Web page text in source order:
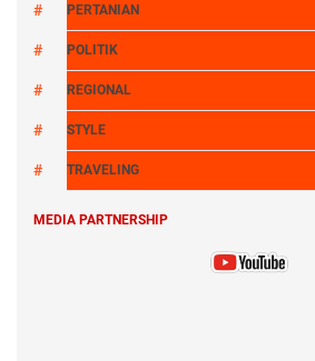
PERTANIAN
POLITIK
REGIONAL
STYLE
TRAVELING
MEDIA PARTNERSHIP